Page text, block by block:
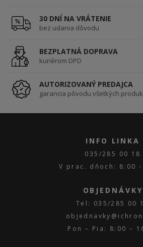
30 DNÍ NA VRÁTENIE
bez udania dôvodu
BEZPLATNÁ DOPRAVA
kuriérom DPD
AUTORIZOVANÝ PREDAJCA
garancia pôvodu všetkých
INFO LINKA
035/285 00 18
V prac. dňoch: 8:00 -
OBJEDNÁVKY
Tel: 035/285 00
Pon – Pia: 8:00 –